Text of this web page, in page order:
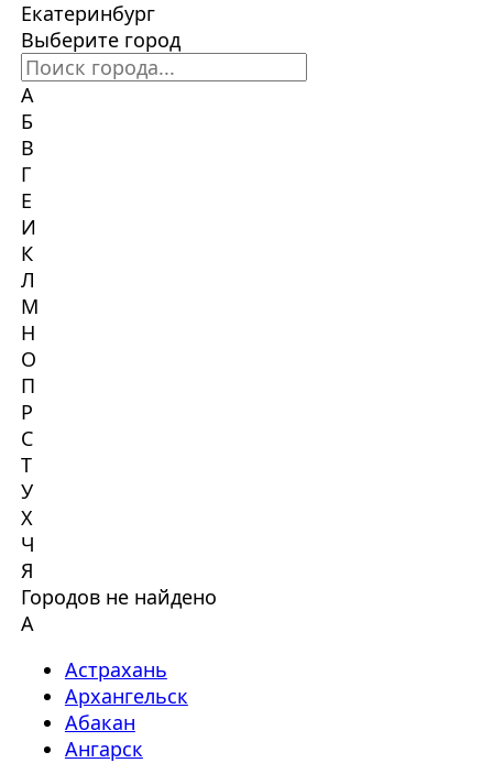
Екатеринбург
Выберите город
А
Б
В
Г
Е
И
К
Л
М
Н
О
П
Р
С
Т
У
Х
Ч
Я
Городов не найдено
А
Астрахань
Архангельск
Абакан
Ангарск